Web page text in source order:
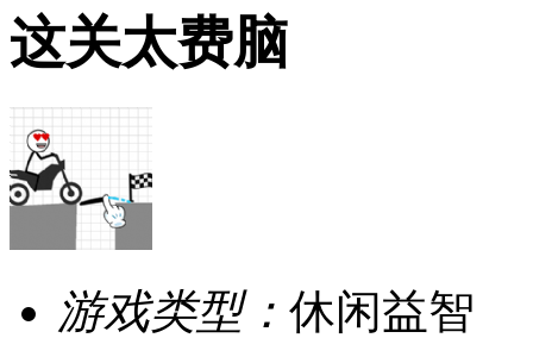
这关太费脑
游戏类型： 休闲益智